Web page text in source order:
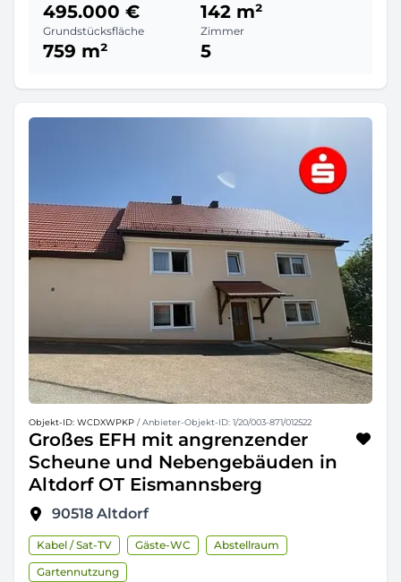
495.000 € 142 m²
Grundstücksfläche
759 m²
Zimmer
5
Objekt-ID: WCDXWPKP / Anbieter-Objekt-ID: 1/20/003-871/012522
Großes EFH mit angrenzender
Scheune und Nebengebäuden in
Altdorf OT Eismannsberg
90518 Altdorf
Kabel / Sat-TV Gäste-WC
Abstellraum
Gartennutzung